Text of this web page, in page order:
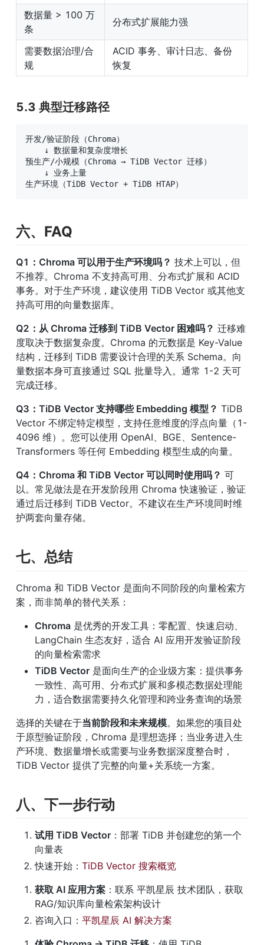
数据量 > 100 万
条
分布式扩展能力强
需要数据治理/合
规
ACID 事务、审计日志、备份
恢复
5.3 典型迁移路径
开发/验证阶段（Chroma）
    ↓ 数据量和复杂度增长
预生产/小规模（Chroma → TiDB Vector 迁移）
    ↓ 业务上量
生产环境（TiDB Vector + TiDB HTAP）
六、FAQ
Q1：Chroma 可以用于生产环境吗？ 技术上可以，但
不推荐。Chroma 不支持高可用、分布式扩展和 ACID
事务。对于生产环境，建议使用 TiDB Vector 或其他支
持高可用的向量数据库。
Q2：从 Chroma 迁移到 TiDB Vector 困难吗？ 迁移难
度取决于数据复杂度。Chroma 的元数据是 Key-Value
结构，迁移到 TiDB 需要设计合理的关系 Schema。向
量数据本身可直接通过 SQL 批量导入。通常 1-2 天可
完成迁移。
Q3：TiDB Vector 支持哪些 Embedding 模型？ TiDB
Vector 不绑定特定模型，支持任意维度的浮点向量（1-
4096 维）。您可以使用 OpenAI、BGE、Sentence-
Transformers 等任何 Embedding 模型生成的向量。
Q4：Chroma 和 TiDB Vector 可以同时使用吗？ 可
以。常见做法是在开发阶段用 Chroma 快速验证，验证
通过后迁移到 TiDB Vector。不建议在生产环境同时维
护两套向量存储。
七、总结
Chroma 和 TiDB Vector 是面向不同阶段的向量检索方
案，而非简单的替代关系：
Chroma 是优秀的开发工具：零配置、快速启动、
LangChain 生态友好，适合 AI 应用开发验证阶段
的向量检索需求
TiDB Vector 是面向生产的企业级方案：提供事务
一致性、高可用、分布式扩展和多模态数据处理能
力，适合数据需要持久化管理和跨业务查询的场景
选择的关键在于当前阶段和未来规模。如果您的项目处
于原型验证阶段，Chroma 是理想选择；当业务进入生
产环境、数据量增长或需要与业务数据深度整合时，
TiDB Vector 提供了完整的向量+关系统一方案。
八、下一步行动
试用 TiDB Vector ：部署 TiDB 并创建您的第一个
向量表
快速开始： TiDB Vector 搜索概览
获取 AI 应用方案 ：联系 平凯星辰 技术团队，获取
RAG/知识库向量检索架构设计
咨询入口： 平凯星辰 AI 解决方案